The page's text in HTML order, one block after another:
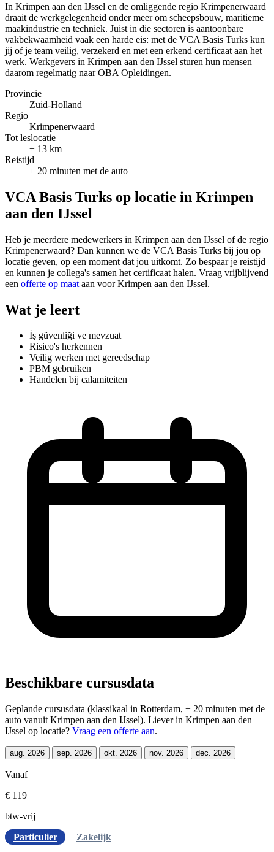
In Krimpen aan den IJssel en de omliggende regio Krimpenerwaard
draait de werkgelegenheid onder meer om scheepsbouw, maritieme
maakindustrie en techniek. Juist in die sectoren is aantoonbare
vakbekwaamheid vaak een harde eis: met de VCA Basis Turks kun
jij of je team veilig, verzekerd en met een erkend certificaat aan het
werk. Werkgevers in Krimpen aan den IJssel sturen hun mensen
daarom regelmatig naar OBA Opleidingen.
Provincie
Zuid-Holland
Regio
Krimpenerwaard
Tot leslocatie
± 13 km
Reistijd
± 20 minuten met de auto
VCA Basis Turks op locatie in Krimpen
aan den IJssel
Heb je meerdere medewerkers in Krimpen aan den IJssel of de regio
Krimpenerwaard? Dan kunnen we de VCA Basis Turks bij jou op
locatie geven, op een moment dat jou uitkomt. Zo bespaar je reistijd
en kunnen je collega's samen het certificaat halen. Vraag vrijblijvend
een offerte op maat aan voor Krimpen aan den IJssel.
Wat je leert
İş güvenliği ve mevzuat
Risico's herkennen
Veilig werken met gereedschap
PBM gebruiken
Handelen bij calamiteiten
Beschikbare cursusdata
Geplande cursusdata (klassikaal in Rotterdam, ± 20 minuten met de
auto vanuit Krimpen aan den IJssel). Liever in Krimpen aan den
IJssel op locatie? Vraag een offerte aan.
aug. 2026 sep. 2026 okt. 2026 nov. 2026 dec. 2026
Vanaf
€ 119
btw-vrij
Particulier
Zakelijk